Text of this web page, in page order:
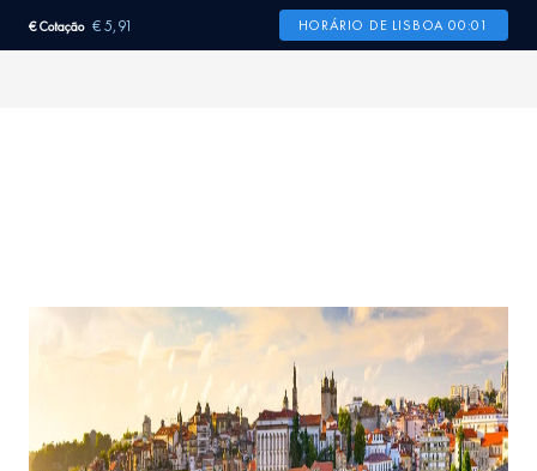
€ Cotação € 5,91 HORÁRIO DE LISBOA 00:01